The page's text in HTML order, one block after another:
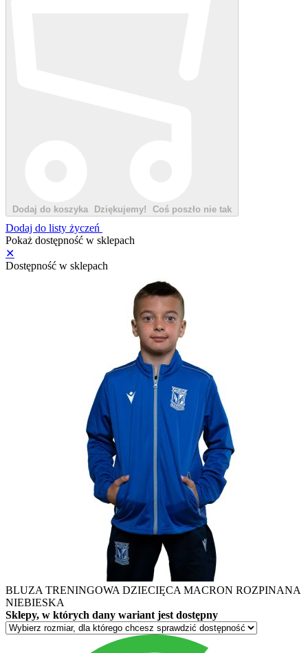
Dodaj do koszyka Dziękujemy! Coś poszło nie tak
Dodaj do listy życzeń
Pokaż dostępność w sklepach
✕
Dostępność w sklepach
BLUZA TRENINGOWA DZIECIĘCA MACRON ROZPINANA
NIEBIESKA
Sklepy, w których dany wariant jest dostępny